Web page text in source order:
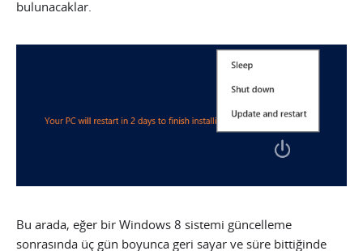
bulunacaklar.
Bu arada, eğer bir Windows 8 sistemi güncelleme
sonrasında üç gün boyunca geri sayar ve süre bittiğinde